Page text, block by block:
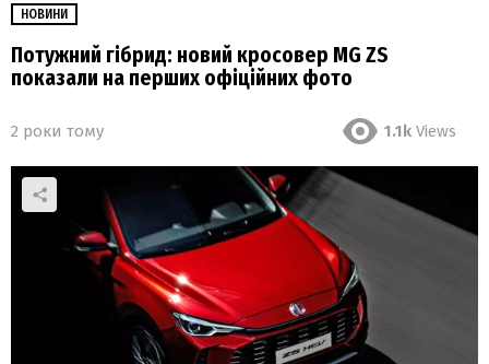
НОВИНИ
Потужний гібрид: новий кросовер MG ZS
показали на перших офіційних фото
2 роки тому 1.1k Views